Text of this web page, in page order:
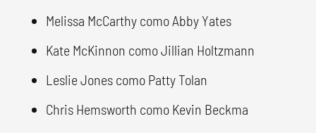
Melissa McCarthy como Abby Yates
Kate McKinnon como Jillian Holtzmann
Leslie Jones como Patty Tolan
Chris Hemsworth como Kevin Beckma